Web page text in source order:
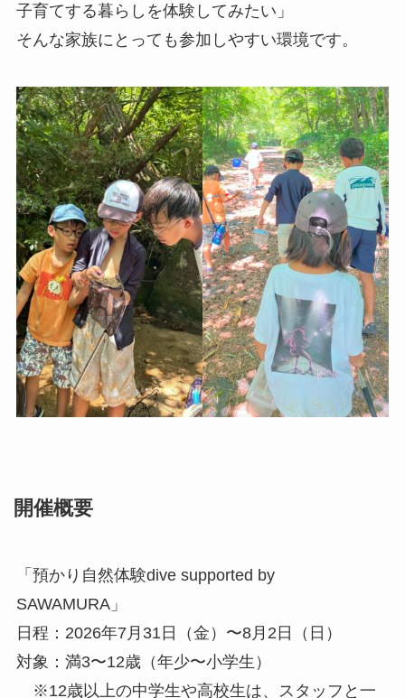
子育てする暮らしを体験してみたい」
そんな家族にとっても参加しやすい環境です。
開催概要
「預かり自然体験dive supported by
SAWAMURA」
日程：2026年7月31日（金）〜8月2日（日）
対象：満3〜12歳（年少〜小学生）
※12歳以上の中学生や高校生は、スタッフと一